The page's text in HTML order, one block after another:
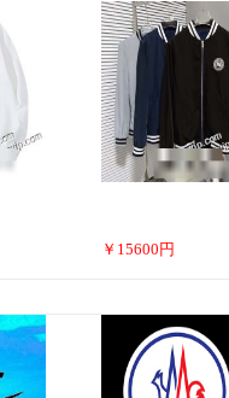
￥ 15600 円